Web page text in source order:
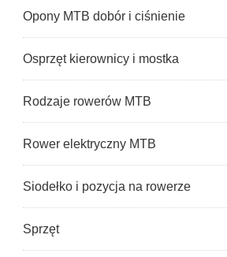
Opony MTB dobór i ciśnienie
Osprzęt kierownicy i mostka
Rodzaje rowerów MTB
Rower elektryczny MTB
Siodełko i pozycja na rowerze
Sprzęt